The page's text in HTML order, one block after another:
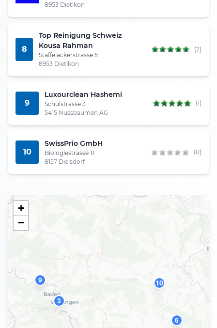
8953 Dietikon
8
Top Reinigung Schweiz
Kousa Rahman
Staffelackerstrasse 5
8953 Dietikon
(2)
9
Luxourclean Hashemi
Schulstrasse 3
5415 Nussbaumen AG
(1)
10
SwissPrio GmbH
Biologiestrasse 11
8157 Dielsdorf
(0)
3
6
9 10
+
−